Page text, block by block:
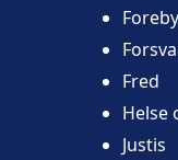
Fred
Helse
Justis